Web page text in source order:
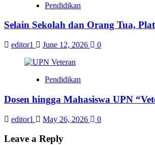
Pendidikan
Selain Sekolah dan Orang Tua,
editor1 June 12, 2026 0
Pendidikan
Dosen hingga Mahasiswa UPN
editor1 May 26, 2026 0
Leave a Reply